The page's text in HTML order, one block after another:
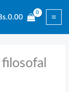
0.00